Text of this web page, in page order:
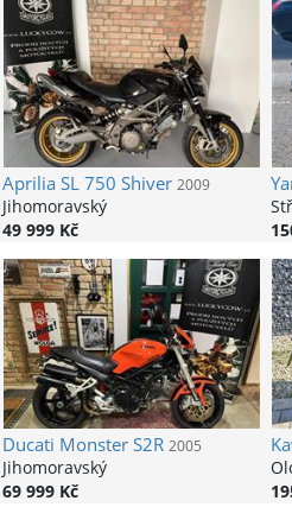
ApriliaSL 750 Shiver 2009
Jihomoravský
49 999 Kč
Ducati Monster S2R 2005
Jihomoravský
69 999 Kč